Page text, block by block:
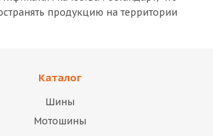
продукцию на территории
Каталог
Шины
Мотошины